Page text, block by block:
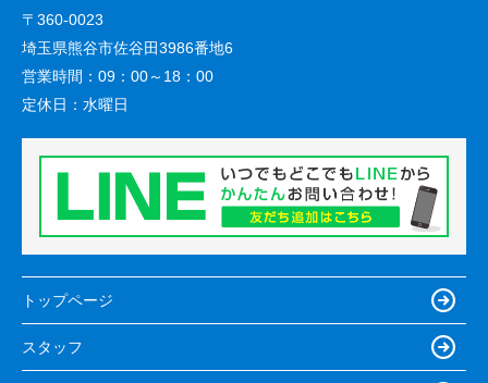
〒360-0023
埼玉県熊谷市佐谷田3986番地6
営業時間： 09：00～18：00
定休日： 水曜日
トップページ
スタッフ